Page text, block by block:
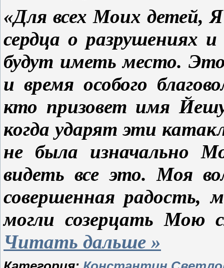
«Для всех Моих детей, Я
сердца о разрушениях
будут иметь место.
и время особого
кто призовет имя
когда ударят эти
не была изначально
видеть все это. Моя
совершенная
могли созерцать
Читать дальше »